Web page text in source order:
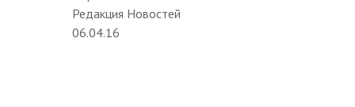
Редакция Новостей
06.04.16